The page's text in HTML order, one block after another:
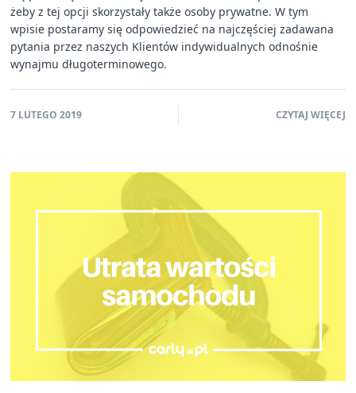
żeby z tej opcji skorzystały także osoby prywatne. W tym
wpisie postaramy się odpowiedzieć na najczęściej zadawana
pytania przez naszych Klientów indywidualnych odnośnie
wynajmu długoterminowego.
7 LUTEGO 2019 CZYTAJ WIĘCEJ